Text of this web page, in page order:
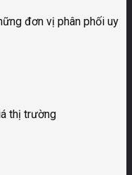
đơn vị phân phối uy
thị trường